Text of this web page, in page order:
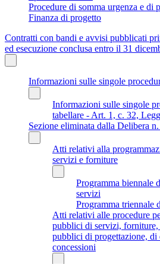
Procedure di somma urgenza e di
Finanza di progetto
Contratti con bandi e avvisi pubblicati
ed esecuzione conclusa entro il 31
Informazioni sulle singole
Informazioni sulle singole
tabellare - Art. 1, c. 32,
Sezione eliminata dalla Delibera
Atti relativi alla
servizi e forniture
Programma biennale
servizi
Programma triennale
Atti relativi alle procedure
pubblici di servizi,
pubblici di progettazione, di
concessioni